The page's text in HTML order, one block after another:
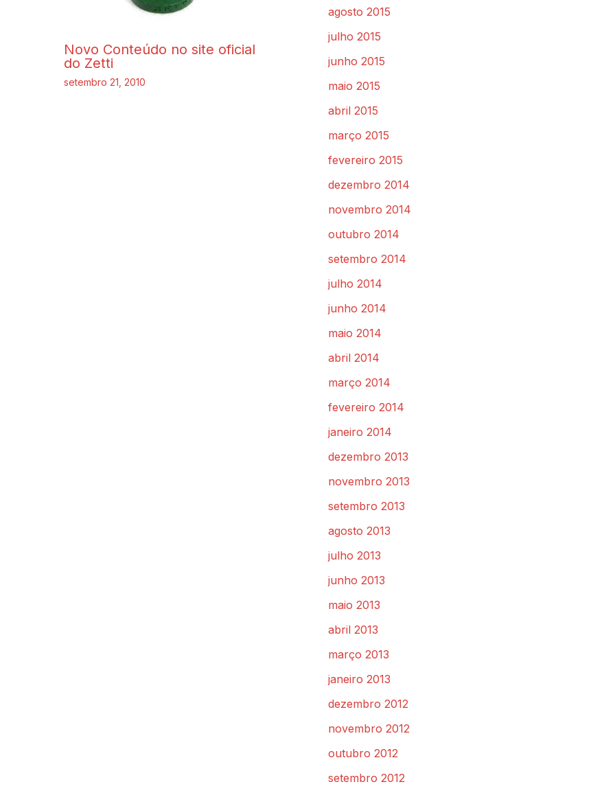
Novo Conteúdo no site oficial
do Zetti
setembro 21, 2010
agosto 2015
julho 2015
junho 2015
maio 2015
abril 2015
março 2015
fevereiro 2015
dezembro 2014
novembro 2014
outubro 2014
setembro 2014
julho 2014
junho 2014
maio 2014
abril 2014
março 2014
fevereiro 2014
janeiro 2014
dezembro 2013
novembro 2013
setembro 2013
agosto 2013
julho 2013
junho 2013
maio 2013
abril 2013
março 2013
janeiro 2013
dezembro 2012
novembro 2012
outubro 2012
setembro 2012